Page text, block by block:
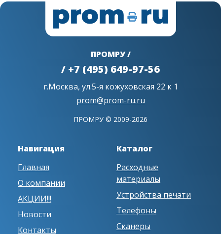
ПРОМРУ /
/ +7 (495) 649-97-56
г.Москва, ул.5-я кожуховская 22 к 1
prom@prom-ru.ru
ПРОМРУ © 2009-2026
Навигация
Главная
О компании
АКЦИИ!!!
Новости
Контакты
Каталог
Расходные
материалы
Устройства печати
Телефоны
Сканеры